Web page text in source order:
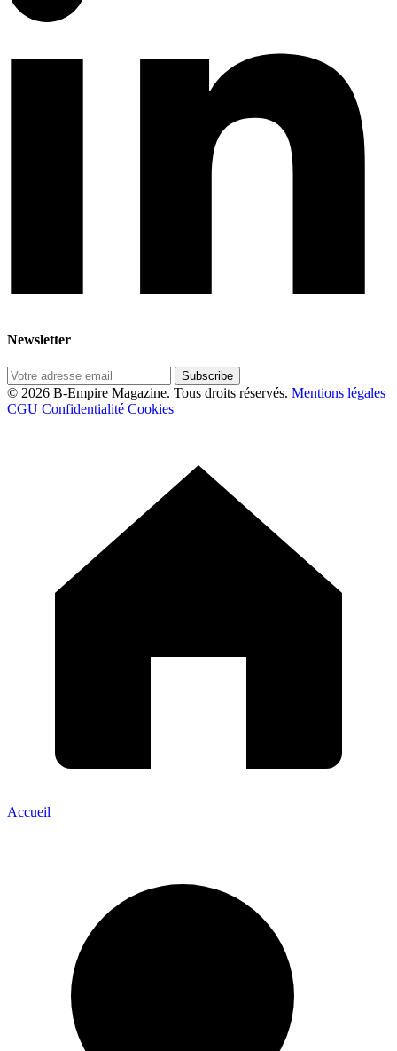
Newsletter
Subscribe
© 2026 B-Empire Magazine. Tous droits réservés. Mentions légales
CGU Confidentialité Cookies
Accueil